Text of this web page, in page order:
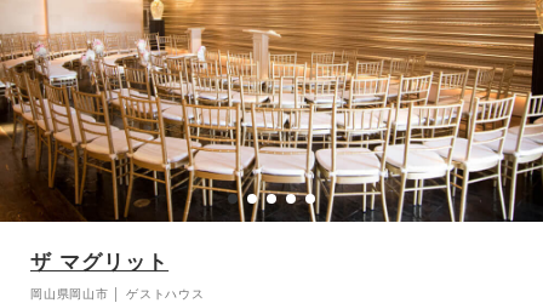
ザ マグリット
岡山県岡山市 │ ゲストハウス